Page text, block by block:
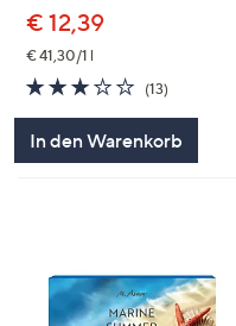
€ 12,39
€ 41,30/1 l
2.9
von
(13)13
In den Warenkorb